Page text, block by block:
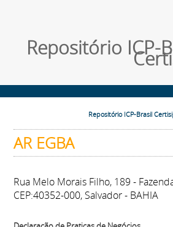
Repositório ICP-
Repositório ICP-Brasil
AR EGBA
Rua Melo Morais Filho, 189 -
CEP:40352-000, Salvador - BAHIA